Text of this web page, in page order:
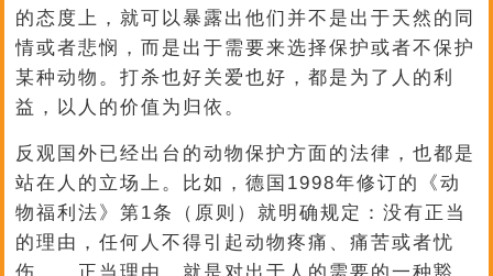
的态度上，就可以暴露出他们并不是出于天然的同
情或者悲悯，而是出于需要来选择保护或者不保护
某种动物。打杀也好关爱也好，都是为了人的利
益，以人的价值为归依。
反观国外已经出台的动物保护方面的法律，也都是
站在人的立场上。比如，德国1998年修订的《动
物福利法》第1条（原则）就明确规定：没有正当
的理由，任何人不得引起动物疼痛、痛苦或者忧